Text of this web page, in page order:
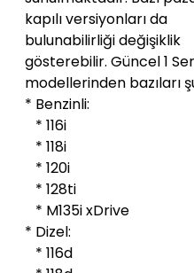
kapılı versiyonları da
bulunabilirliği değişiklik
gösterebilir. Güncel 1
modellerinden bazıları
* Benzinli:
* 116i
* 118i
* 120i
* 128ti
* M135i xDrive
* Dizel:
* 116d